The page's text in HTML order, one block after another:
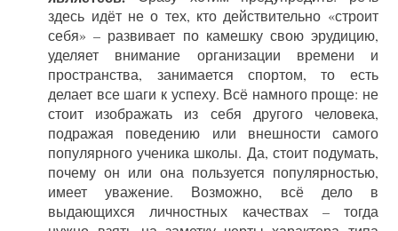
здесь идёт не о тех, кто действительно «строит
себя» – развивает по камешку свою эрудицию,
уделяет внимание организации времени и
пространства, занимается спортом, то есть
делает все шаги к успеху. Всё намного проще: не
стоит изображать из себя другого человека,
подражая поведению или внешности самого
популярного ученика школы. Да, стоит подумать,
почему он или она пользуется популярностью,
имеет уважение. Возможно, всё дело в
выдающихся личностных качествах – тогда